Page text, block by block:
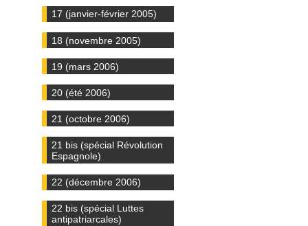
17 (janvier-février 2005)
18 (novembre 2005)
19 (mars 2006)
20 (été 2006)
21 (octobre 2006)
21 bis (spécial Révolution
Espagnole)
22 (décembre 2006)
22 bis (spécial Luttes
antipatriarcales)